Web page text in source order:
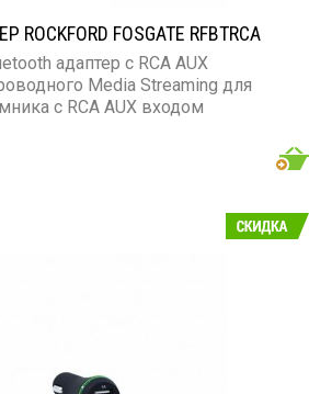
ROCKFORD FOSGATE RFBTRCA
адаптер с RCA AUX
Media Streaming для
с RCA AUX входом